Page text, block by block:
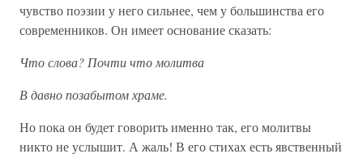
чувство поэзии у него сильнее, чем у большинства его
современников. Он имеет основание сказать:
Что слова? Почти что молитва
В давно позабытом храме.
Но пока он будет говорить именно так, его молитвы
никто не услышит. А жаль! В его стихах есть явственный